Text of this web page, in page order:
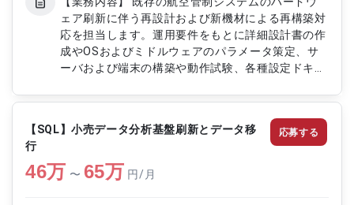
ェア刷新に伴う再設計および新機材による再構築対
応を担当します。運用要件をもとに詳細設計書の作
成やOSおよびミドルウェアのパラメータ策定、サ
ーバおよび端末の構築や動作試験、各種設定ドキュ
件に基づくシステム詳細設計書作成 ・OSおよびミ
ドルウェアパラメータ策定 ・サーバおよび端末の
構築と動作試験 ・各機材設定ドキュメント作成
【SQL】小売データ分析基盤刷新とデータ移
行
46万 〜 65万 円/月
応募する